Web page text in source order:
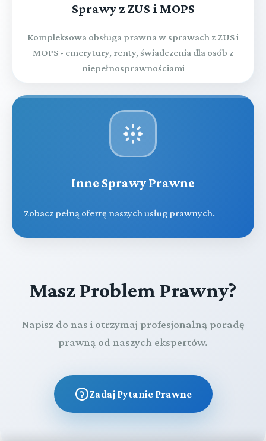
Sprawy z ZUS i MOPS
Kompleksowa obsługa prawna w sprawach z ZUS i
MOPS - emerytury, renty, świadczenia dla osób z
niepełnosprawnościami
Inne Sprawy Prawne
Zobacz pełną ofertę naszych usług prawnych.
Masz Problem Prawny?
Napisz do nas i otrzymaj profesjonalną poradę
prawną od naszych ekspertów.
Zadaj Pytanie Prawne